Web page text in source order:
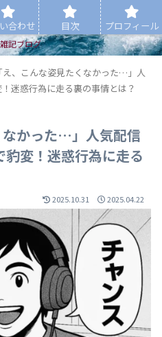
記ブログ
「え、こんな姿見たくなかった…」人
迷惑行為に走る裏の事情とは？
なかった…」人気配信
変！迷惑行為に走る
2025.10.31 2025.04.22
合わせ 目次 プロフィール